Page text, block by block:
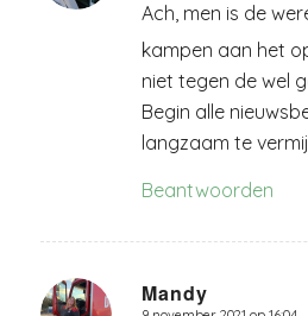
Ach, men is de
kampen aan het
niet tegen de wel
Begin alle
langzaam te
Beantwoorden
Mandy